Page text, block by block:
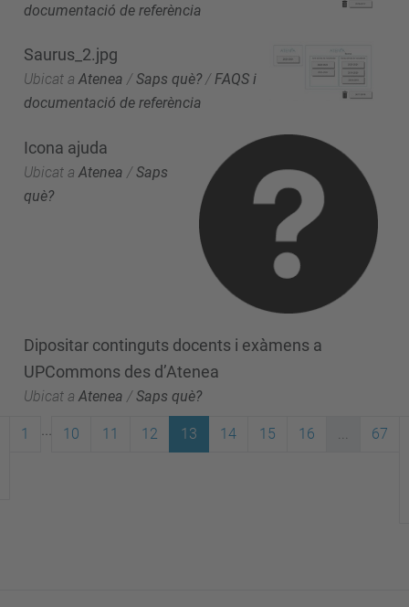
documentació de referència
Saurus_2.jpg
Ubicat a Atenea /Saps què? /FAQS i
documentació de referència
Icona ajuda
Ubicat a Atenea /Saps
què?
Dipositar continguts docents i exàmens a
UPCommons des d’Atenea
Ubicat a Atenea /Saps què?
1 ... 10 11 12 13 14 15 16 ... 67